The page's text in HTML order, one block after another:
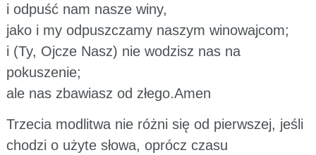
i odpuść nam nasze winy,
jako i my odpuszczamy naszym winowajcom;
i (Ty, Ojcze Nasz) nie wodzisz nas na
pokuszenie;
ale nas zbawiasz od złego.Amen
Trzecia modlitwa nie różni się od pierwszej, jeśli
chodzi o użyte słowa, oprócz czasu